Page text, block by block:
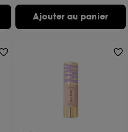
Ajouter au panier